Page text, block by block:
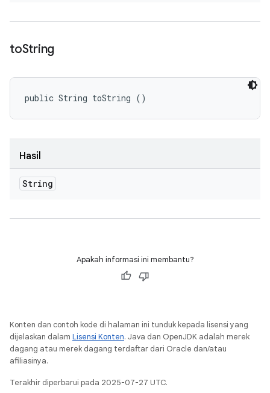
toString
public String toString ()
Hasil
String
Apakah informasi ini membantu?
Konten dan contoh kode di halaman ini tunduk kepada lisensi yang
dijelaskan dalam Lisensi Konten. Java dan OpenJDK adalah merek
dagang atau merek dagang terdaftar dari Oracle dan/atau
afiliasinya.
Terakhir diperbarui pada 2025-07-27 UTC.